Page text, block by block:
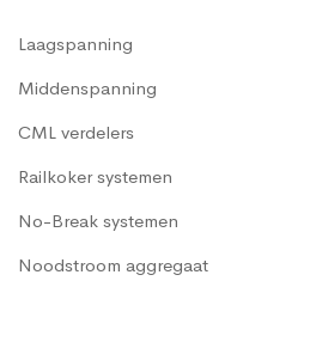
Laagspanning
Middenspanning
CML verdelers
Railkoker systemen
No-Break systemen
Noodstroom aggregaat